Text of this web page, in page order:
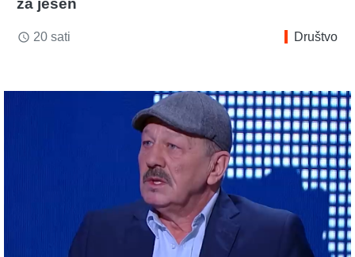
access_time 20 sati Društvo